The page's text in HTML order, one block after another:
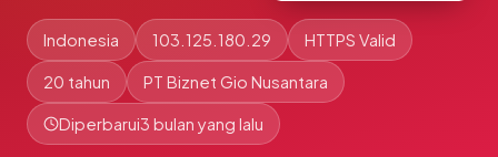
Indonesia 103.125.180.29 HTTPS Valid
20 tahun PT Biznet Gio Nusantara
Diperbarui3 bulan yang lalu